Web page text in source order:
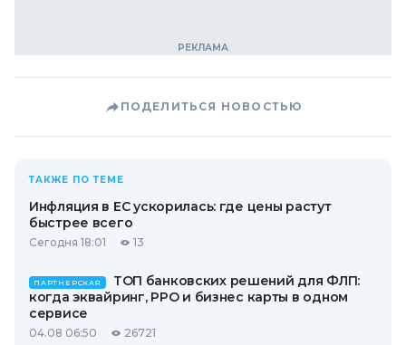
ПОДЕЛИТЬСЯ НОВОСТЬЮ
ТАКЖЕ ПО ТЕМЕ
Инфляция в ЕС ускорилась: где цены растут
быстрее всего
Сегодня 18:01 13
ПАРТНЕРСКАЯ
ТОП банковских решений для ФЛП:
когда эквайринг, РРО и бизнес карты в одном
сервисе
04.08 06:50 26721